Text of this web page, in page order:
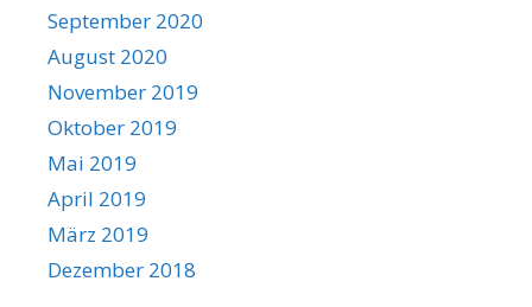
September 2020
August 2020
November 2019
Oktober 2019
Mai 2019
April 2019
März 2019
Dezember 2018